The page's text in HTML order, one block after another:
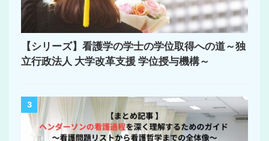
【シリーズ】看護学の学士の学位取得への道～独
立行政法人 大学改革支援 学位授与機構～
3